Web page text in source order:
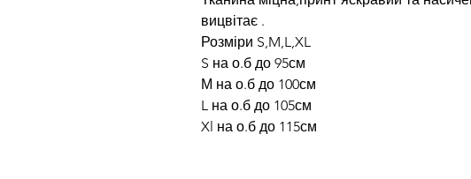
вицвітає .
Розміри S,M,L,XL
S на о.б до 95см
М на о.б до 100см
L на о.б до 105см
Xl на о.б до 115см